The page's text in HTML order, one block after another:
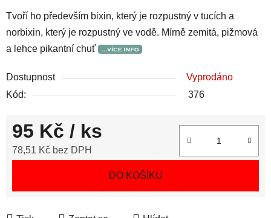
Tvoří ho především bixin, který je rozpustný v tucích a
norbixin, který je rozpustný ve vodě. Mírně zemitá, pižmová
a lehce pikantní chuť
Dostupnost
Vyprodáno
Kód:
376
95 Kč / ks
78,51 Kč bez DPH
DO KOŠÍKU